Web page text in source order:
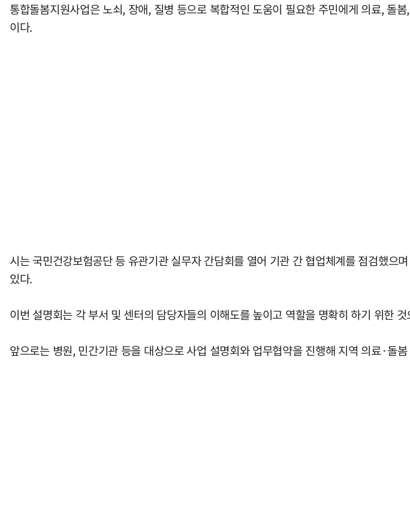
통합돌봄지원사업은 노쇠, 장애, 질병 등으로 복합적인 도움이 필요한 주민에게 의료, 돌
이다.
시는 국민건강보험공단 등 유관기관 실무자 간담회를 열어 기관 간 협업체계를 점검했으
있다.
이번 설명회는 각 부서 및 센터의 담당자들의 이해도를 높이고 역할을 명확히 하기 위한
앞으로는 병원, 민간기관 등을 대상으로 사업 설명회와 업무협약을 진행해 지역 의료·돌